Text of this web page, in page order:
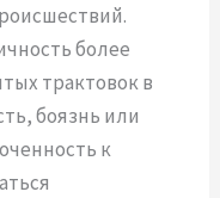
более
трактовок в
боязнь или
к